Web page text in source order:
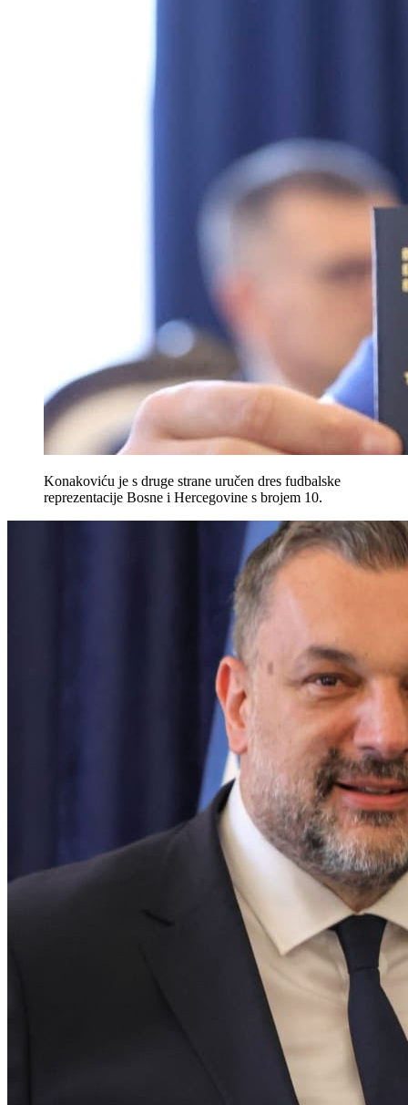
Konakoviću je s druge strane uručen dres fudbalske
reprezentacije Bosne i Hercegovine s brojem 10.